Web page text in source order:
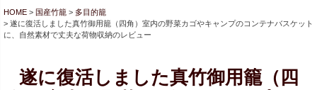
HOME 国産竹籠
多目的籠
遂に復活しました真竹御用籠（四角）室内の野菜カゴやキャンプのコンテナバスケット
に、自然素材で丈夫な荷物収納のレビュー
遂に復活しました真竹御用籠（四